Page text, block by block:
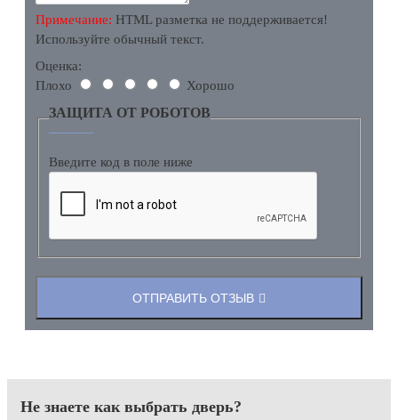
Примечание: HTML разметка не поддерживается!
Используйте обычный текст.
Оценка:
Плохо
Хорошо
ЗАЩИТА ОТ РОБОТОВ
Введите код в поле ниже
ОТПРАВИТЬ ОТЗЫВ
Не знаете как выбрать дверь?